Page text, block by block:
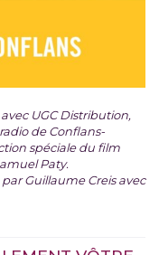
UGC Distribution,
de Conflans-
spéciale du film
Paty.
Guillaume Creis avec